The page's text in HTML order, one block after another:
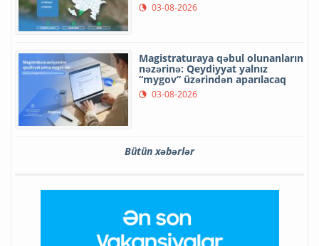
03-08-2026
Magistraturaya qəbul olunanların
nəzərinə: Qeydiyyat yalnız
“mygov” üzərindən aparılacaq
03-08-2026
Bütün xəbərlər